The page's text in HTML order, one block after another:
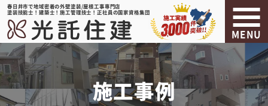
春日井市で地域密着の外壁塗装/屋根工事専門店
塗装技能士！建築士！施工管理技士！正社員の国家資格集団
MENU
施工事例